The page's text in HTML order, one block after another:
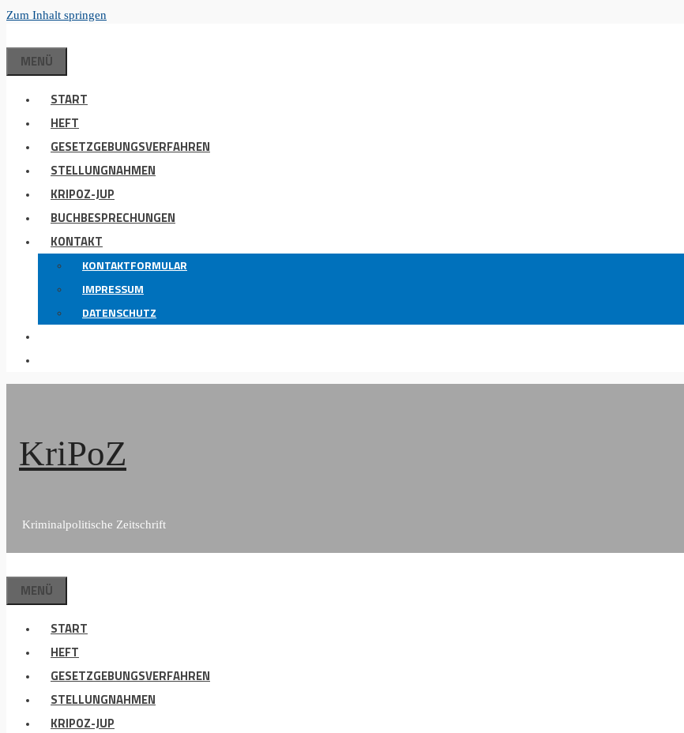
Zum Inhalt springen
MENÜ
START
HEFT
GESETZGEBUNGSVERFAHREN
STELLUNGNAHMEN
KRIPOZ-JUP
BUCHBESPRECHUNGEN
KONTAKT
KONTAKTFORMULAR
IMPRESSUM
DATENSCHUTZ
KriPoZ
Kriminalpolitische Zeitschrift
MENÜ
START
HEFT
GESETZGEBUNGSVERFAHREN
STELLUNGNAHMEN
KRIPOZ-JUP